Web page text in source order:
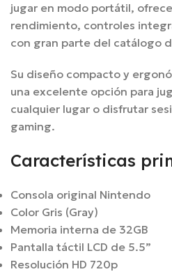
jugar en modo portátil,
rendimiento, controles
con gran parte del catálogo
Su diseño compacto y
una excelente opción para
cualquier lugar o disfrutar
gaming.
Características
Consola original Nintendo
Color Gris (Gray)
Memoria interna de 32GB
Pantalla táctil LCD de 5.5”
Resolución HD 720p